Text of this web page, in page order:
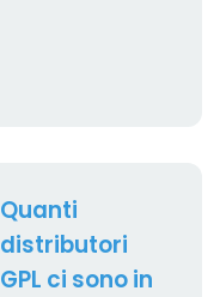
Quanti
distributori
GPL ci sono in